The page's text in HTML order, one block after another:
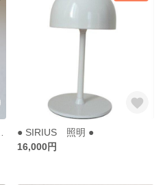
● SIRIUS 照明 ●
16,000円